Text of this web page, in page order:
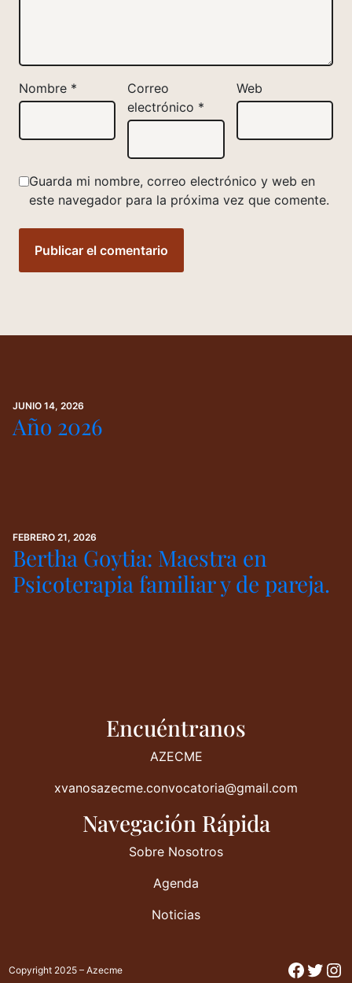
Nombre *
Correo
electrónico *
Web
Guarda mi nombre, correo electrónico y web en
este navegador para la próxima vez que comente.
JUNIO 14, 2026
Año 2026
FEBRERO 21, 2026
Bertha Goytia: Maestra en
Psicoterapia familiar y de pareja.
Encuéntranos
AZECME
xvanosazecme.convocatoria@gmail.com
Navegación Rápida
Sobre Nosotros
Agenda
Noticias
Copyright 2025 – Azecme